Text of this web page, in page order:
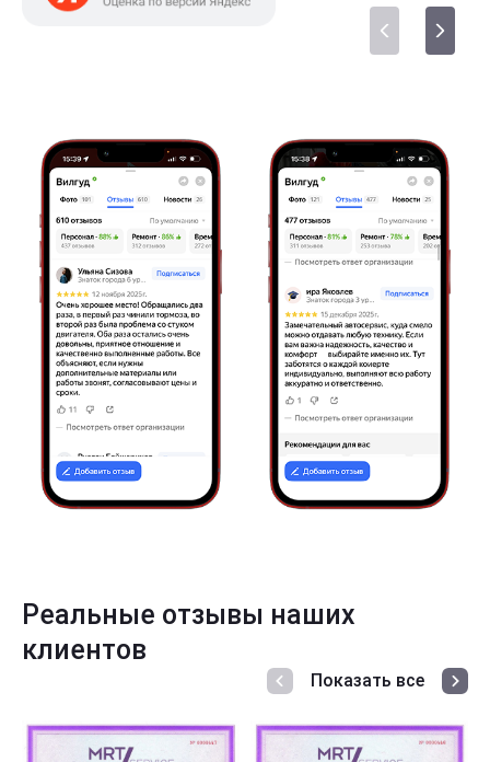
Реальные отзывы наших
клиентов
Показать все